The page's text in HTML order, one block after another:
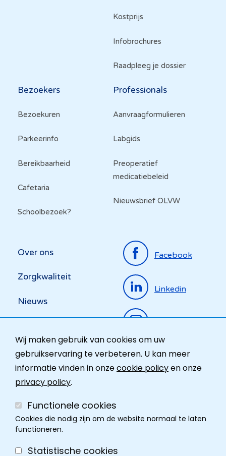
Wij maken gebruik van cookies om uw
gebruikservaring te verbeteren. U kan meer
informatie vinden in onzecookie policyen onze
privacy policy.
Functionele cookies
Cookies die nodig zijn om de website normaal te laten
functioneren.
Statistische cookies
Kostprijs
Infobrochures
Raadpleeg je dossier
Bezoekers
Bezoekuren
Parkeerinfo
Bereikbaarheid
Cafetaria
Schoolbezoek?
Professionals
Aanvraagformulieren
Labgids
Preoperatief
medicatiebeleid
Nieuwsbrief OLVW
Top
menu
Over ons
Zorgkwaliteit
Nieuws
Ombudsdienst
Contact
Facebook
Linkedin
Instagram